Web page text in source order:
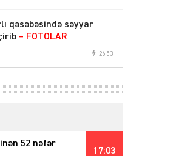
qəsəbəsində səyyar
– FOTOLAR
2653
17:03
52 nəfər